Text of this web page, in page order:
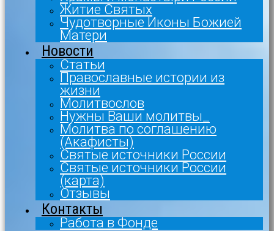
Житие Святых
Чудотворные Иконы Божией
Матери
Новости
Статьи
Православные истории из
жизни
Молитвослов
Нужны Ваши молитвы_
Молитва по соглашению
(Акафисты)
Святые источники России
Святые источники России
(карта)
Отзывы
Контакты
Работа в Фонде